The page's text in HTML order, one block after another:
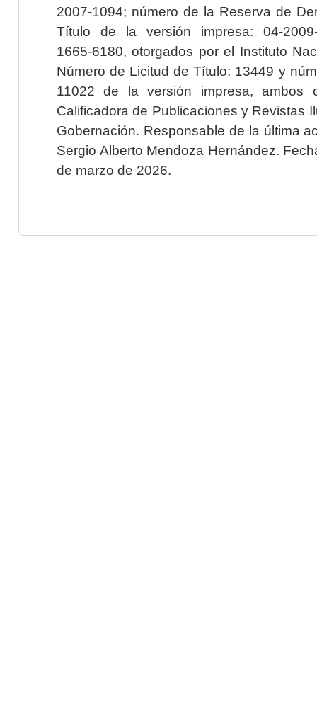
2007-1094; número de la Reserva de
Título de la versión impresa: 04-2009-
1665-6180, otorgados por el Instituto
Número de Licitud de Título: 13449 y
11022 de la versión impresa, ambos
Calificadora de Publicaciones y Revistas
Gobernación. Responsable de la última
Sergio Alberto Mendoza Hernández.
de marzo de 2026.